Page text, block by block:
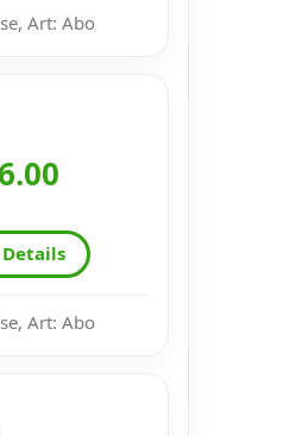
Art: Abo
Art: Abo